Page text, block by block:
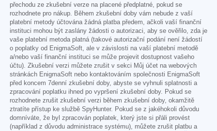
přechodu ze zkušební verze na placené předplatné, pokud se
rozhodnete pro nákup. Během zkušební doby vám nebude z vaší
platební metody účtována žádná platba předem, ačkoli vaší finanční
instituci mohou být zaslány žádosti o autorizaci, aby se ověřilo, zda je
vaše platební metoda platná (takové autorizační podání není žádostí
o poplatky od EnigmaSoft, ale v závislosti na vaší platební metodě
a/nebo vaší finanční instituci se může projevit dostupnost vašeho
účtu). Zkušební verzi můžete zrušit v sekci Můj účet na webových
stránkách EnigmaSoft nebo kontaktováním společnosti EnigmaSoft
před koncem 7denní zkušební doby, abyste se vyhnuli splatnosti a
zpracování poplatku ihned po vypršení zkušební doby. Pokud se
rozhodnete zrušit zkušební verzi během zkušební doby, okamžitě
ztratíte přístup ke službě SpyHunter. Pokud se z jakéhokoli důvodu
domníváte, že byl zpracován poplatek, který jste si přáli provést
(například z důvodu administrace systému), můžete zrušit platbu a